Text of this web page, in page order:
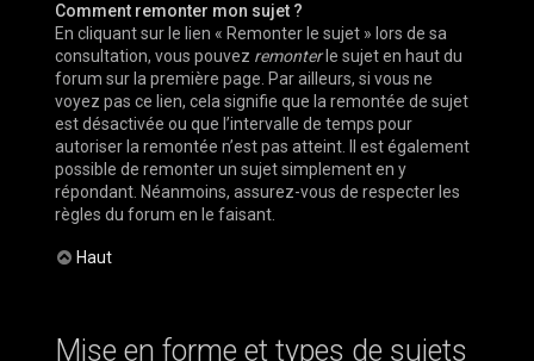
Comment remonter mon sujet ?
En cliquant sur le lien « Remonter le sujet » lors de sa
consultation, vous pouvez remonterle sujet en haut du
forum sur la première page. Par ailleurs, si vous ne
voyez pas ce lien, cela signifie que la remontée de sujet
est désactivée ou que l’intervalle de temps pour
autoriser la remontée n’est pas atteint. Il est également
possible de remonter un sujet simplement en y
répondant. Néanmoins, assurez-vous de respecter les
règles du forum en le faisant.
Haut
Mise en forme et types de sujets